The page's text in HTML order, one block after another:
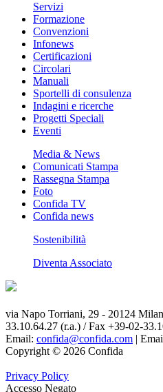
Servizi
Formazione
Convenzioni
Infonews
Certificazioni
Circolari
Manuali
Sportelli di consulenza
Indagini e ricerche
Progetti Speciali
Eventi
Media & News
Comunicati Stampa
Rassegna Stampa
Foto
Confida TV
Confida news
Sostenibilità
Diventa Associato
via Napo Torriani, 29 - 20124
33.10.64.27 (r.a.) / Fax +39-02-
Email: confida@confida.com |
Copyright © 2026 Confida
Privacy Policy
Accesso Negato